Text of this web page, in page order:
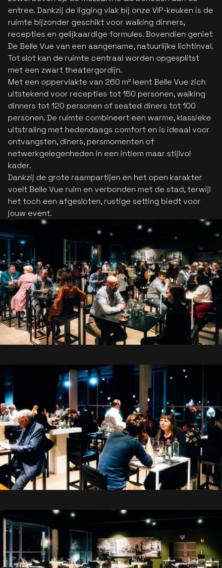
entree. Dankzij de ligging vlak bij onze VIP-keuken is de
ruimte bijzonder geschikt voor walking dinners,
recepties en gelijkaardige formules. Bovendien geniet
De Belle Vue van een aangename, natuurlijke lichtinval.
Tot slot kan de ruimte centraal worden opgesplitst
met een zwart theatergordijn.
Met een oppervlakte van 260 m² leent Belle Vue zich
uitstekend voor recepties tot 150 personen, walking
dinners tot 120 personen of seated diners tot 100
personen. De ruimte combineert een warme, klassieke
uitstraling met hedendaags comfort en is ideaal voor
ontvangsten, diners, persmomenten of
netwerkgelegenheden in een intiem maar stijlvol
kader.
Dankzij de grote raampartijen en het open karakter
voelt Belle Vue ruim en verbonden met de stad, terwijl
het toch een afgesloten, rustige setting biedt voor
jouw event.